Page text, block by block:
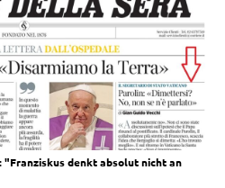
denkt absolut nicht an